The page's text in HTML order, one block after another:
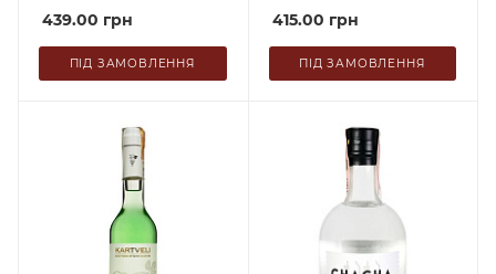
439.00 грн
ПІД ЗАМОВЛЕННЯ
415.00 грн
ПІД ЗАМОВЛЕННЯ